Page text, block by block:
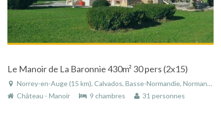
Le Manoir de La Baronnie 430m² 30 pers (2x15)
Norrey-en-Auge (15 km), Calvados, Basse-Normandie, Normandie, France
Château - Manoir
9 chambres 31 personnes